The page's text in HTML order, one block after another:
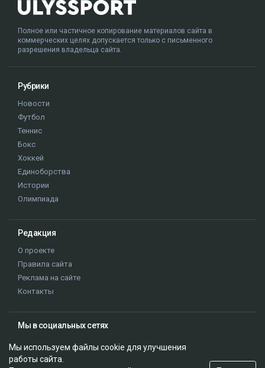
Полное или частичное копирование материалов сайта в
коммерческих целях допускается только с письменного
разрешения владельца сайта.
Рубрики
Новости
Футбол
Теннис
Бокс
Хоккей
Единоборства
Истории
Олимпиада
Редакция
О проекте
Правила сайта
Реклама на сайте
Контакты
Мы в социальных сетях
Мы используем файлы cookie для улучшения
работы сайта.